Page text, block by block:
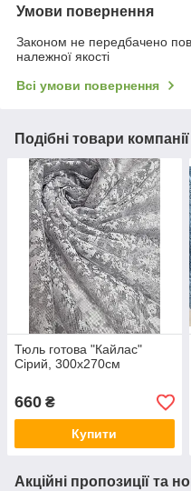
Умови повернення
Законом не передбачено
належної якості
Всі умови повернення
Подібні товари компанії
Тюль готова "Кайлас"
Сірий, 300х270см
660 ₴
Купити
Акційні пропозиції та